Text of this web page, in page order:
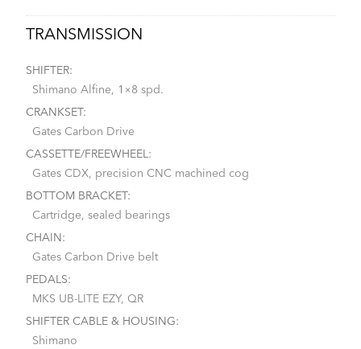
TRANSMISSION
SHIFTER:
Shimano Alfine, 1×8 spd.
CRANKSET:
Gates Carbon Drive
CASSETTE/FREEWHEEL:
Gates CDX, precision CNC machined cog
BOTTOM BRACKET:
Cartridge, sealed bearings
CHAIN:
Gates Carbon Drive belt
PEDALS:
MKS UB-LITE EZY, QR
SHIFTER CABLE & HOUSING:
Shimano